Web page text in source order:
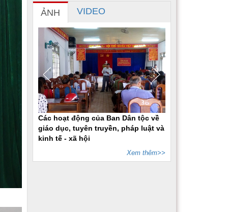
ẢNH VIDEO
Các hoạt động của Ban Dân tộc về
giáo dục, tuyên truyền, pháp luật và
kinh tế - xã hội
Xem thêm>>